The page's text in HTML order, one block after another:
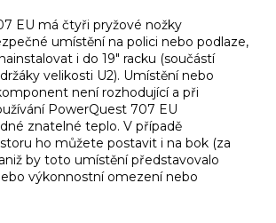
EU má čtyři pryžové nožky
umístění na polici nebo podlaze,
i do 19" racku (součástí
velikosti U2). Umístění nebo
není rozhodující a při
PowerQuest 707 EU
znatelné teplo. V případě
ho můžete postavit i na bok (za
by toto umístění představovalo
výkonnostní omezení nebo